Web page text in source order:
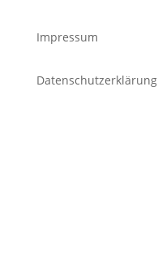
Impressum
Datenschutzerklärung